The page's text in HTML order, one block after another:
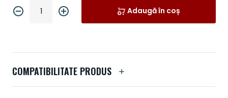
Adaugă în coș
COMPATIBILITATE PRODUS